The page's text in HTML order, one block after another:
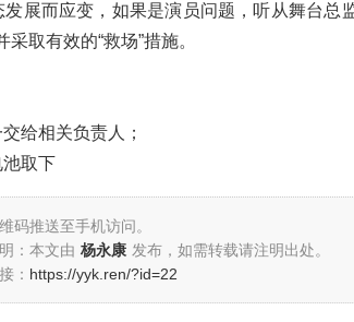
展而应变，如果是演员问题，听从舞台总
取有效的“救场”措施。
给相关负责人；
取下
码推送至手机访问。
：本文由 杨永康 发布，如需转载请注明出处。
： https://yyk.ren/?id=22